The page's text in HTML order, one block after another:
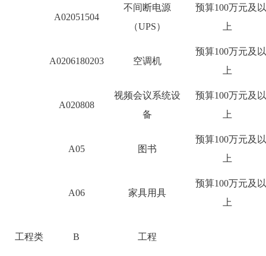
A02051504
不间断电源
（UPS）
预算100万元及以
上
A0206180203 空调机
预算100万元及以
上
A020808
视频会议系统设
备
预算100万元及以
上
A05 图书
预算100万元及以
上
A06 家具用具
预算100万元及以
上
工程类 B 工程